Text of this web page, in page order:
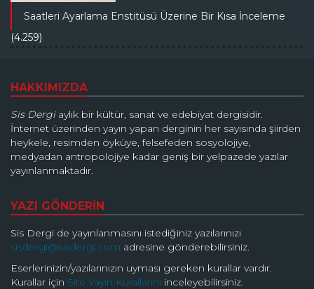
Saatleri Ayarlama Enstitüsü Üzerine Bir Kısa İnceleme
(4.259)
HAKKIMIZDA
Sis Dergiaylık bir kültür, sanat ve edebiyat dergisidir.
İnternet üzerinden yayın yapan derginin her sayısında şiirden
heykele, resimden öyküye, felsefeden sosyolojiye,
medyadan antropolojiye kadar geniş bir yelpazede yazılar
yayınlanmaktadır.
YAZI GÖNDERİN
Sis Dergi de yayınlanmasını istediğiniz yazılarınızı
sisdergi@sisdergi.com adresine gönderebilirsiniz.
Eserlerinizin/yazılarınızın uyması gereken kurallar vardır.
Kurallar için Site Yayın Kurallarını inceleyebilirsiniz.